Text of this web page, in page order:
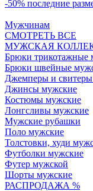
-50% последние
Мужчинам
СМОТРЕТЬ ВСЕ
МУЖСКАЯ
Брюки трикотажные
Брюки швейные
Джемперы и
Джинсы мужские
Костюмы мужские
Лонгсливы мужские
Мужские рубашки
Поло мужские
Толстовки, худи
Футболки мужские
Футер мужской
Шорты мужские
РАСПРОДАЖА %